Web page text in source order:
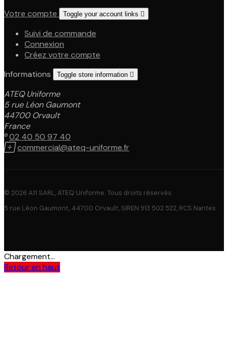
Votre compte
Toggle your account links 
Suivi de commande
Connexion
Créez votre compte
Informations
Toggle store information 
ATEQ Uniforme
5 rue Léon Gaumont
44700 Orvault
France
02 40 50 97 40
commercial@ateq-uniforme.fr
© 2026 A11 SARL, ATEQ Uniforme. Tous droits réservés.
5 rue Léon Gaumont, 44700 Orvault, SIREN 913 502 522, RCS Nantes
Chargement...
Retour en haut